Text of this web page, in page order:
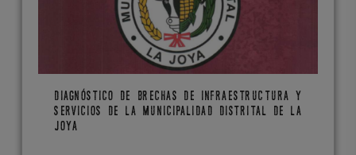
DIAGNÓSTICO DE BRECHAS DE INFRAESTRUCTURA Y
SERVICIOS DE LA MUNICIPALIDAD DISTRITAL DE LA
JOYA